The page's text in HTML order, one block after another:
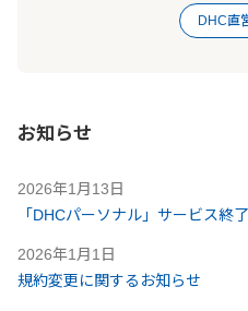
DHC直
お知らせ
2026年1月13日
「DHCパーソナル」サービス終
2026年1月1日
規約変更に関するお知らせ